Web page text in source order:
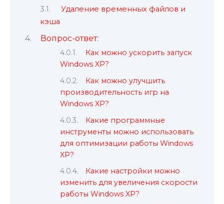
Удаление временных файлов и
кэша
Вопрос-ответ:
Как можно ускорить запуск
Windows XP?
Как можно улучшить
производительность игр на
Windows XP?
Какие программные
инструменты можно использовать
для оптимизации работы Windows
XP?
Какие настройки можно
изменить для увеличения скорости
работы Windows XP?